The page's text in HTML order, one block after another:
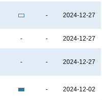
- 2024-12-27
- - 2024-12-27
- - 2024-12-27
- 2024-12-02